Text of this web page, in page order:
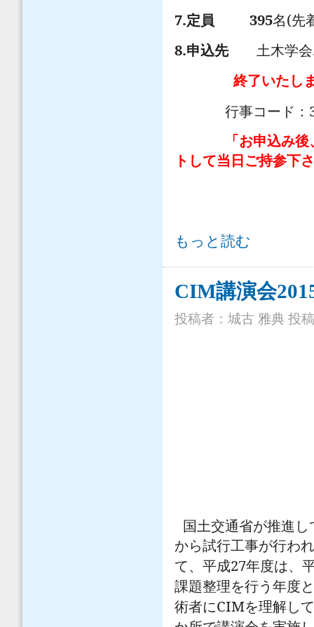
7.定員 395名(先
8.申込先
土木学
終了いたし
行事コード：
「お申込み
トして当日ご持参下
「CIM講演会2015（東京）」の開催
もっと読む
CIM講演会
投稿者： 城古 雅典 投
国土交通省が推進し
から試行工事が行わ
て、平成27年度は、
課題整理を行う年度
術者にCIMを理解し